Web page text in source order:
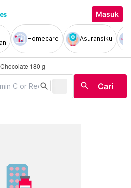
Masuk
Homecare Asuransiku
180 g
search search Cari